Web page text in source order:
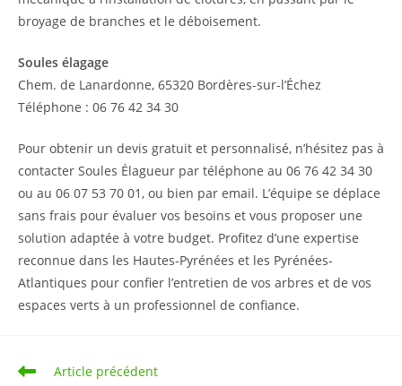
broyage de branches et le déboisement.
Soules élagage
Chem. de Lanardonne, 65320 Bordères-sur-l’Échez
Téléphone : 06 76 42 34 30
Pour obtenir un devis gratuit et personnalisé, n’hésitez pas à
contacter Soules Élagueur par téléphone au 06 76 42 34 30
ou au 06 07 53 70 01, ou bien par email. L’équipe se déplace
sans frais pour évaluer vos besoins et vous proposer une
solution adaptée à votre budget. Profitez d’une expertise
reconnue dans les Hautes-Pyrénées et les Pyrénées-
Atlantiques pour confier l’entretien de vos arbres et de vos
espaces verts à un professionnel de confiance.
Read
Article précédent